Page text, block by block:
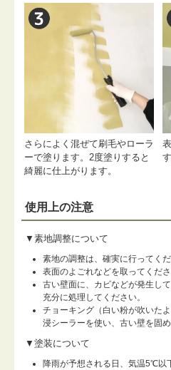
さらによく混ぜて刷毛やローラ
ーで塗ります。2度塗りすると
綺麗に仕上がります。
す
使用上の注意
▼素地調整について
素地の調整は、確実に行ってくだ
表面のよごれなどを取ってくださ
古い壁面に、カビなどが発生し
充分に処理してください。
チョーキング（白い粉が吹いた
浸シーラーを使い、古い壁を固
▼塗装について
降雨が予想される日、気温5℃以